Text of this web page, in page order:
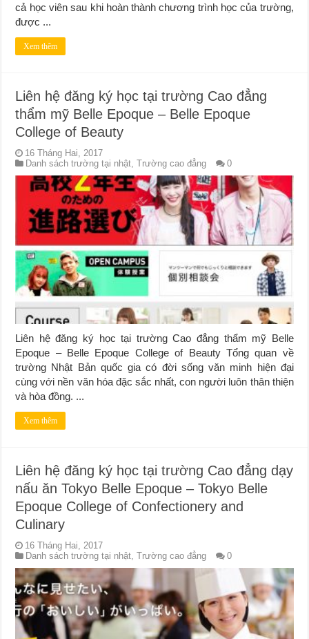
cả học viên sau khi hoàn thành chương trình học của trường,
được ...
Xem thêm
Liên hệ đăng ký học tại trường Cao đẳng
thẩm mỹ Belle Epoque – Belle Epoque
College of Beauty
16 Tháng Hai, 2017
Danh sách trường tại nhật ,Trường cao đẳng 0
Liên hệ đăng ký học tại trường Cao đẳng thẩm mỹ Belle
Epoque – Belle Epoque College of Beauty Tổng quan về
trường Nhật Bản quốc gia có đời sống văn minh hiện đại
cùng với nền văn hóa đặc sắc nhất, con người luôn thân thiện
và hòa đồng. ...
Xem thêm
Liên hệ đăng ký học tại trường Cao đẳng dạy
nấu ăn Tokyo Belle Epoque – Tokyo Belle
Epoque College of Confectionery and
Culinary
16 Tháng Hai, 2017
Danh sách trường tại nhật ,Trường cao đẳng 0